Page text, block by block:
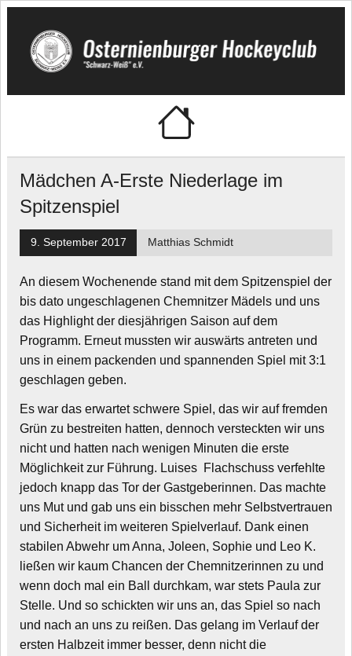
Skip
content
Osternienburger
Hockeyclub
Mädchen A-Erste Niederlage im
Spitzenspiel
9. September 2017 Matthias Schmidt
An diesem Wochenende stand mit dem Spitzenspiel der
bis dato ungeschlagenen Chemnitzer Mädels und uns
das Highlight der diesjährigen Saison auf dem
Programm. Erneut mussten wir auswärts antreten und
uns in einem packenden und spannenden Spiel mit 3:1
geschlagen geben.
Es war das erwartet schwere Spiel, das wir auf fremden
Grün zu bestreiten hatten, dennoch versteckten wir uns
nicht und hatten nach wenigen Minuten die erste
Möglichkeit zur Führung. Luises Flachschuss verfehlte
jedoch knapp das Tor der Gastgeberinnen. Das machte
uns Mut und gab uns ein bisschen mehr Selbstvertrauen
und Sicherheit im weiteren Spielverlauf. Dank einen
stabilen Abwehr um Anna, Joleen, Sophie und Leo K.
ließen wir kaum Chancen der Chemnitzerinnen zu und
wenn doch mal ein Ball durchkam, war stets Paula zur
Stelle. Und so schickten wir uns an, das Spiel so nach
und nach an uns zu reißen. Das gelang im Verlauf der
ersten Halbzeit immer besser, denn nicht die